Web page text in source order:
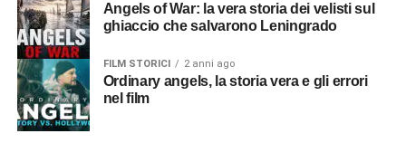
Angels of War: la vera storia dei velisti sul
ghiaccio che salvarono Leningrado
FILM STORICI 2 anni ago
Ordinary angels, la storia vera e gli errori
nel film